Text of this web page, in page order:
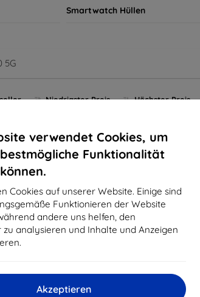
verwendet Cookies, um
Funktionalität
Cookies auf unserer Website. Einige sind
Funktionieren der Website
andere uns helfen, den
analysieren und Inhalte und Anzeigen
Akzeptieren
Smartwatch Hüllen
5G
Niedrigster Preis Höchster Preis